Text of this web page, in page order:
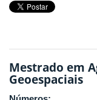
Mestrado em
Geoespaciais